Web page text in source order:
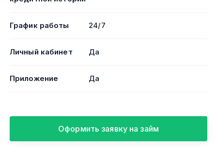
График работы 24/7
Личный кабинет Да
Приложение Да
Оформить заявку на займ